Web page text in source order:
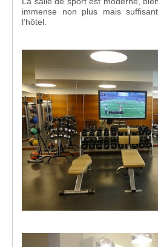
immense non plus mais
l’hôtel.